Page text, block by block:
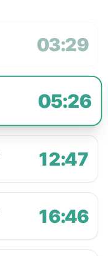
03:29
05:26
12:47
16:46